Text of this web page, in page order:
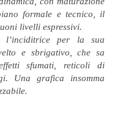
formale e tecnico, il
livelli espressivi.
l’inciditrice per la sua
e sbrigativo, che sa
sfumati, reticoli di
Una grafica insomma